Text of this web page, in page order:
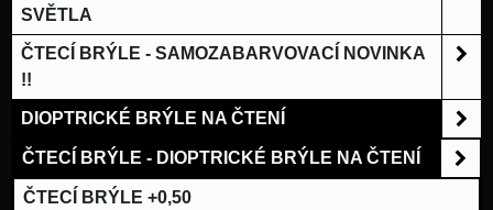
SVĚTLA
ČTECÍ BRÝLE - SAMOZABARVOVACÍ NOVINKA
!!
DIOPTRICKÉ BRÝLE NA ČTENÍ
ČTECÍ BRÝLE - DIOPTRICKÉ BRÝLE NA ČTENÍ
ČTECÍ BRÝLE +0,50